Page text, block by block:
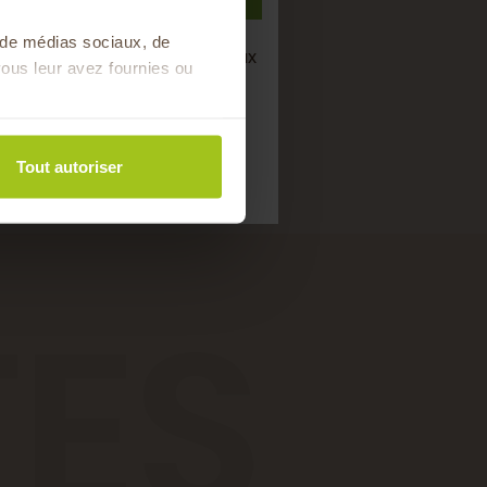
médias sociaux, de
leur avez fournies ou
Tout autoriser
de bons produits locaux
!